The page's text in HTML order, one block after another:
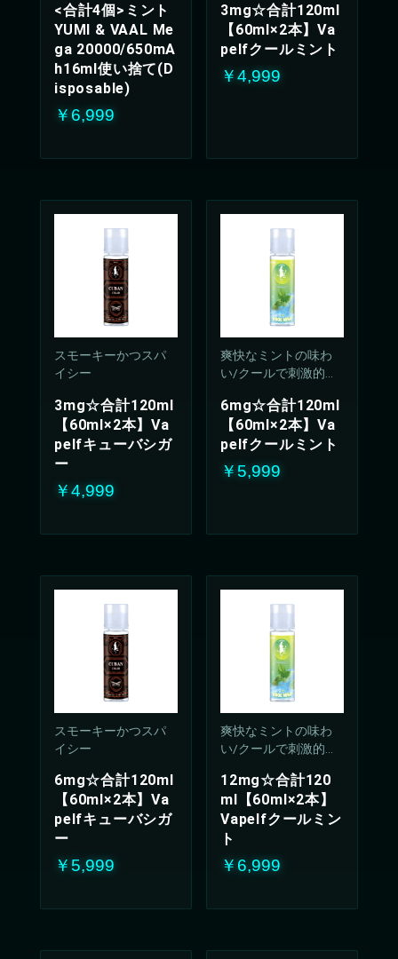
<合計4個>ミント
YUMI & VAAL Me
ga 20000/650mA
h16ml使い捨て(D
isposable)
￥6,999
G%)
3mg☆合計120ml
【60ml×2本】Va
pelfクールミント
￥4,999
スモーキーかつスパ
イシー
3mg☆合計120ml
【60ml×2本】Va
pelfキューバシガ
ー
￥4,999
爽快なミントの味わ
い/クールで刺激的な
G%)
6mg☆合計120ml
【60ml×2本】Va
pelfクールミント
￥5,999
スモーキーかつスパ
イシー
6mg☆合計120ml
【60ml×2本】Va
pelfキューバシガ
ー
￥5,999
爽快なミントの味わ
い/クールで刺激的な
G%)
12mg☆合計120
ml【60ml×2本】
Vapelfクールミン
ト
￥6,999